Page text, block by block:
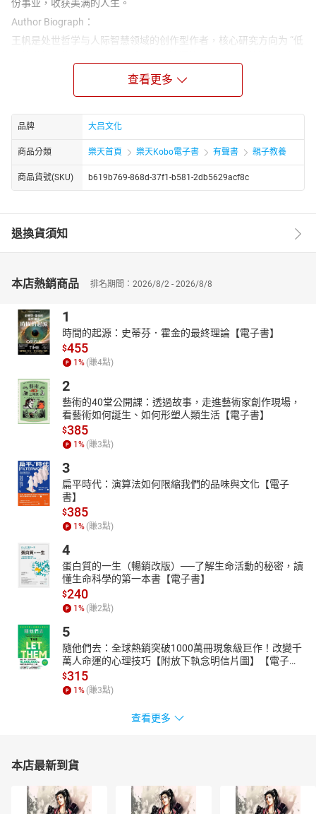
份事业，收获美满的人生。
Author Biograph：
王帆是处世哲学与人际智慧领域的创作型作者，核心研究方向为 “低
智慧，是避免人际冲突、积累长期优势的处世策略”。他长期观察职
场与生活中的人际互动，擅长从传统文化与现代社会的结合点解析
查看更多
品牌 大吕文化
商品分類 樂天首頁 樂天Kobo電子書 有聲書 親子教養
商品貨號(SKU) b619b769-868d-37f1-b581-2db5629acf8c
退換貨須知
本店熱銷商品 排名期間：2026/8/2 - 2026/8/8
1
時間的起源：史蒂芬．霍金的最終理論【電子書】
$455
1 % (賺4點)
2
藝術的40堂公開課：透過故事，走進藝術家創作現場，
看藝術如何誕生、如何形塑人類生活【電子書】
$385
1 % (賺3點)
3
扁平時代：演算法如何限縮我們的品味與文化【電子
書】
$385
1 % (賺3點)
4
蛋白質的一生（暢銷改版）──了解生命活動的秘密，讀
懂生命科學的第一本書【電子書】
$240
1 % (賺2點)
5
隨他們去：全球熱銷突破1000萬冊現象級巨作！改變千
萬人命運的心理技巧【附放下執念明信片圖】【電子
書】
$315
1 % (賺3點)
查看更多
本店最新到貨